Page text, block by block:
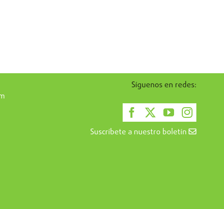
Síguenos en redes:
Suscríbete a nuestro boletín